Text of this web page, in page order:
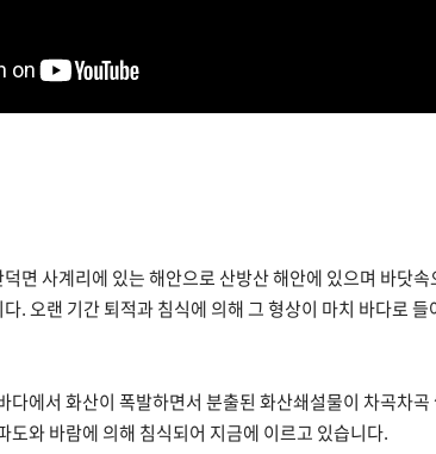
면 사계리에 있는 해안으로 산방산 해안에 있으며 바닷
. 오랜 기간 퇴적과 침식에 의해 그 형상이 마치 바다로 들
다에서 화산이 폭발하면서 분출된 화산쇄설물이 차곡차곡
도와 바람에 의해 침식되어 지금에 이르고 있습니다.